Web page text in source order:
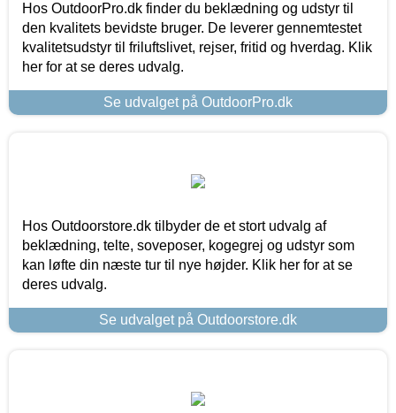
Hos OutdoorPro.dk finder du beklædning og udstyr til
den kvalitets bevidste bruger. De leverer gennemtestet
kvalitetsudstyr til friluftslivet, rejser, fritid og hverdag. Klik
her for at se deres udvalg.
Se udvalget på OutdoorPro.dk
Hos Outdoorstore.dk tilbyder de et stort udvalg af
beklædning, telte, soveposer, kogegrej og udstyr som
kan løfte din næste tur til nye højder. Klik her for at se
deres udvalg.
Se udvalget på Outdoorstore.dk